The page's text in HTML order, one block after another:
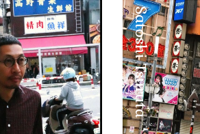
Satoshi Tsuruta